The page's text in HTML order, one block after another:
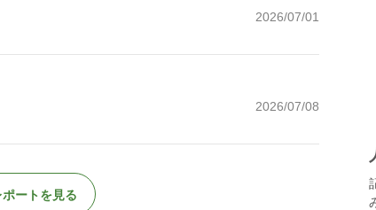
2026/07/01
2026/07/08
ートを見る